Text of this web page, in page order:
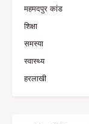
महमदपुर कांड
शिक्षा
समस्या
स्वास्थ्य
हरलाखी